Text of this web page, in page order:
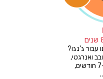
עבור ג'נגו?
ואנרגטי,
גורון מתבגר בן כ-7 חודשים,